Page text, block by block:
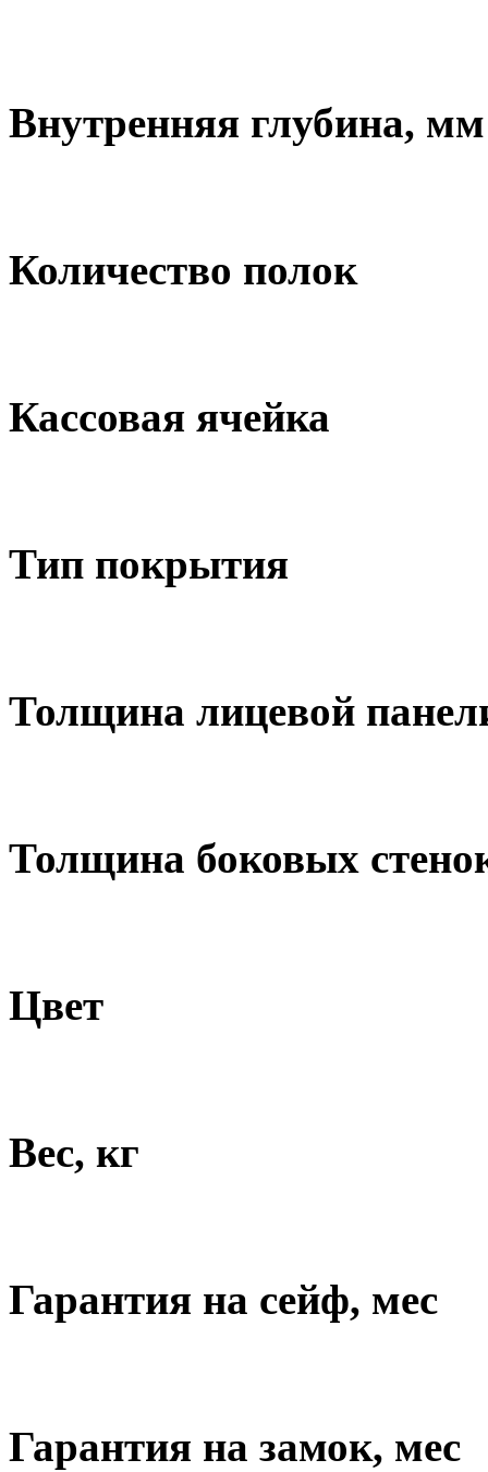
Внутренняя глубина, мм
Количество полок
Кассовая ячейка
Тип покрытия
Толщина лицевой
Толщина боковых
Цвет
Вес, кг
Гарантия на сейф, мес
Гарантия на замок, мес